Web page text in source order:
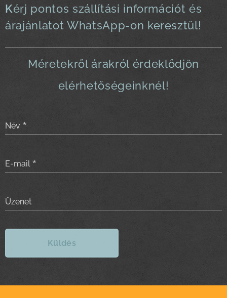
Kérj pontos szállítási információt és
árajánlatot WhatsApp-on keresztül!
Méretekről árakról érdeklődjön
elérhetőségeinknél!
Név
E-mail
Üzenet
Küldés